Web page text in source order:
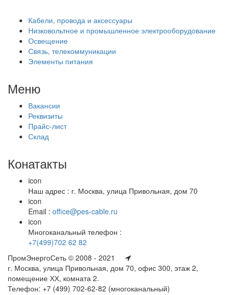
Кабели, провода и аксессуары
Низковольтное и промышленное электрооборудование
Освещение
Связь, телекоммуникации
Элементы питания
Меню
Вакансии
Реквизиты
Прайс-лист
Склад
Конатакты
icon
Наш адрес : г. Москва, улица Привольная, дом 70
icon
Email : office@pes-cable.ru
icon
Многоканальный телефон :
+7(499)702 62 82
ПромЭнергоСеть © 2008 - 2021
г. Москва, улица Привольная, дом 70, офис 300, этаж 2,
помещение ХХ, комната 2.
Телефон: +7 (499) 702-62-82 (многоканальный)